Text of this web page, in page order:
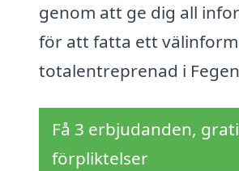
genom att ge dig all
för att fatta ett
totalentreprenad i
Få 3 erbjudanden,
förpliktelser